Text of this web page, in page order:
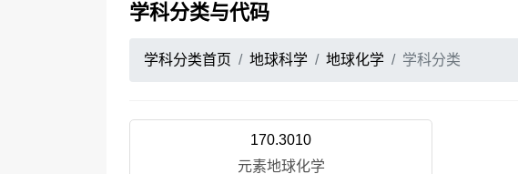
学科分类与代码
学科分类首页 地球科学 地球化学 学科分类
170.3010
元素地球化学